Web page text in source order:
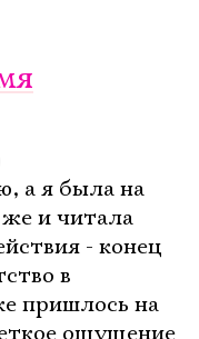
а я была на
и читала
- конец
в
пришлось на